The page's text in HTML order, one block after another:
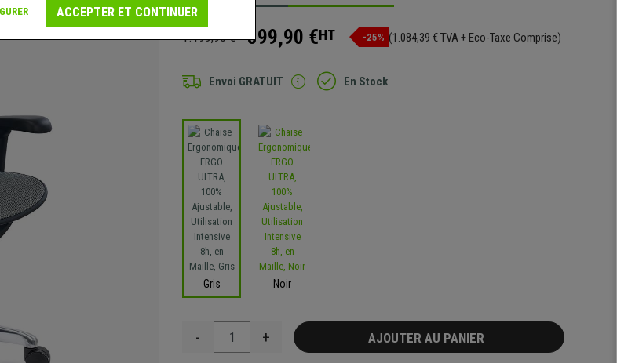
1.199,90 € 899,90 €HT -25% (1.084,39 € TVA + Eco-Taxe Comprise)
Envoi GRATUIT En Stock
Gris Noir
- + AJOUTER AU PANIER
ACCEPTER ET CONTINUER